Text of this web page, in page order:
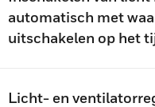
automatisch met
uitschakelen op het
Licht- en